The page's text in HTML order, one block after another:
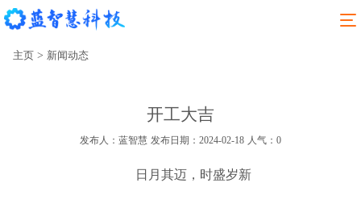
主页 > 新闻动态
开工大吉
发布人：蓝智慧 发布日期：2024-02-18 人气： 0
日月其迈，时盛岁新